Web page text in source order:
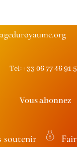
Tel: +33 06 77 46 91
Vous abonnez
soutenir